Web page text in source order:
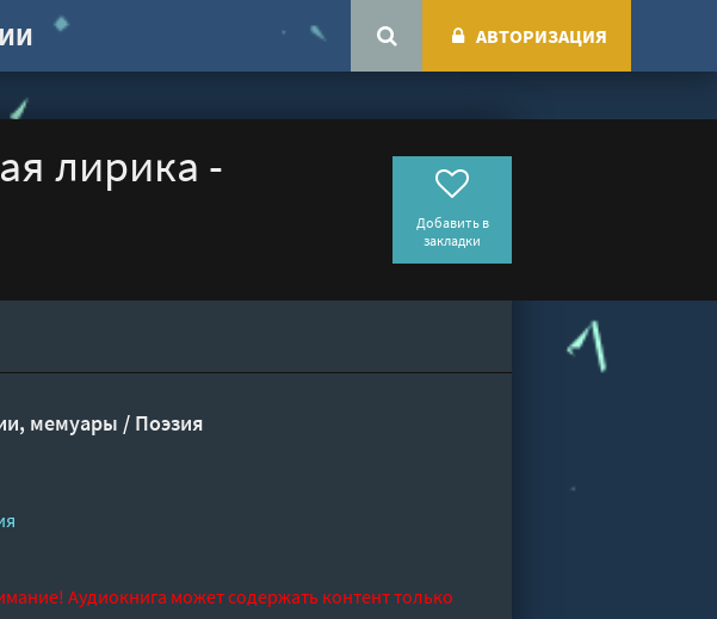
АВТОРИЗАЦИЯ
лирика -
Добавить в
закладки
мемуары / Поэзия
Аудиокнига может содержать контент только